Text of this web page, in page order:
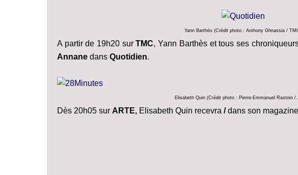
Yann Barthès (Crédit photo : Anthony Ghnassia /
A partir de 19h20 surTMC, Yann Barthès et tous ses
Annane dans Quotidien.
Elisabeth Quin (Crédit photo : Pierre-Emmanuel Rastoin /
Dès 20h05 sur ARTE, Elisabeth Quin recevra /dans son